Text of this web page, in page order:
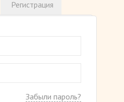
Регистрация
Забыли пароль?